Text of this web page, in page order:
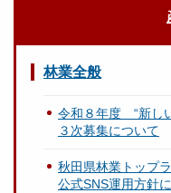
林業全般
令和８年度 “新し
３次募集について
秋田県林業トップ
公式SNS運用方針